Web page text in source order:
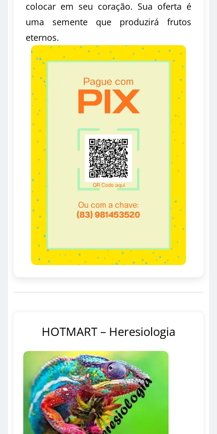
colocar em seu coração. Sua oferta é
uma semente que produzirá frutos
eternos.
HOTMART – Heresiologia